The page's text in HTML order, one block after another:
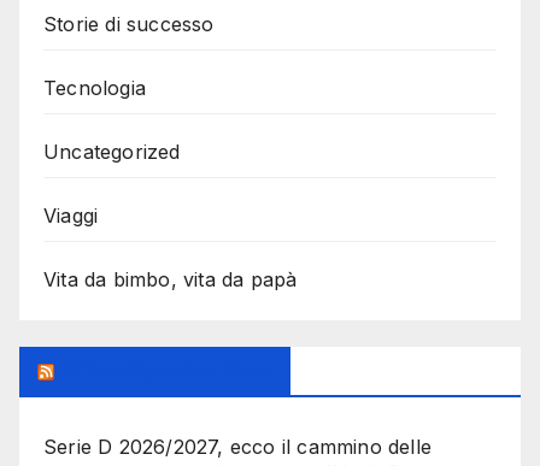
Storie di successo
Tecnologia
Uncategorized
Viaggi
Vita da bimbo, vita da papà
Serie D 2026/2027, ecco il cammino delle